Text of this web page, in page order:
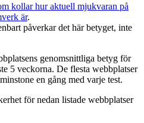
kollar hur aktuell mjukvaran på
är.
påverkar det här betyget, inte
genomsnittliga betyg för
5 veckorna. De flesta webbplatser
en gång med varje test.
för nedan listade webbplatser